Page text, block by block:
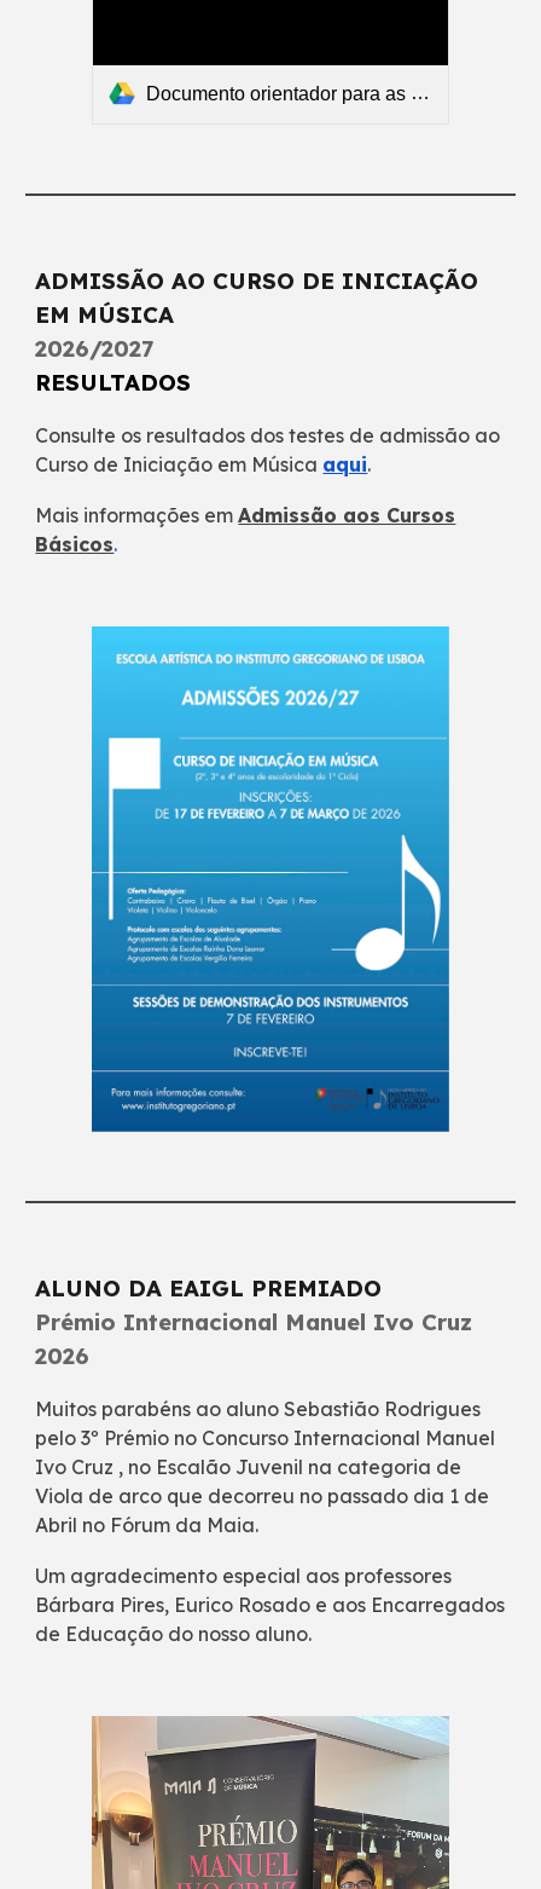
Documento orientador para as matrículas - 2026/2027.pdf
ADMISSÃO AO CURSO DE INICIAÇÃO
EM MÚSICA
2026/2027
RESULTADOS
Consulte os resultados dos testes de admissão ao
Curso de Iniciação em Música aqui.
Mais informações em Admissão aos Cursos
Básicos.
ALUNO DA EAIGL PREMIADO
Prémio Internacional Manuel Ivo Cruz
2026
Muitos parabéns ao aluno Sebastião Rodrigues
pelo 3º Prémio no Concurso Internacional Manuel
Ivo Cruz , no Escalão Juvenil na categoria de
Viola de arco que decorreu no passado dia 1 de
Abril no Fórum da Maia.
Um agradecimento especial aos professores
Bárbara Pires, Eurico Rosado e aos Encarregados
de Educação do nosso aluno.